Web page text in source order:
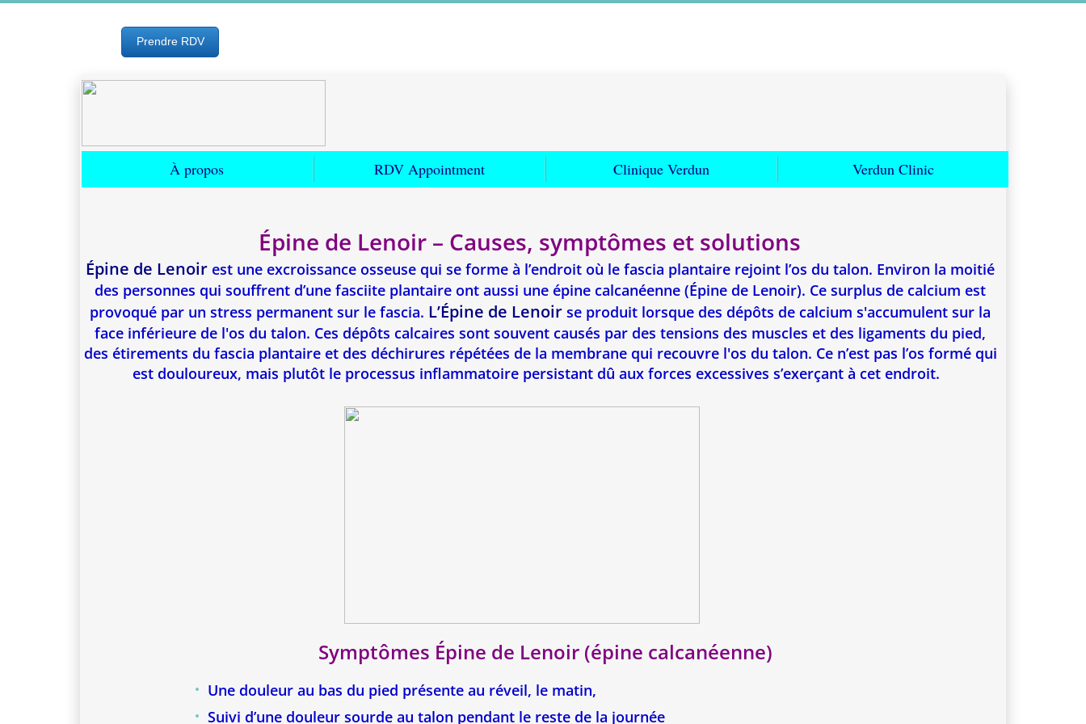
Une douleur au bas du pied présente au réveil, le matin,
Suivi d’une douleur sourde au talon pendant le reste de la journée
Épine de Lenoir – Causes, symptômes et solutions
Prendre RDV
Épine de Lenoir est une excroissance osseuse qui se forme à l’endroit où le fascia plantaire rejoint l’os du talon. Environ la moitié
des personnes qui souffrent d’une fasciite plantaire ont aussi une épine calcanéenne (Épine de Lenoir). Ce surplus de calcium est
provoqué par un stress permanent sur le fascia. L’Épine de Lenoir se produit lorsque des dépôts de calcium s'accumulent sur la
face inférieure de l'os du talon. Ces dépôts calcaires sont souvent causés par des tensions des muscles et des ligaments du pied,
des étirements du fascia plantaire et des déchirures répétées de la membrane qui recouvre l'os du talon. Ce n’est pas l’os formé qui
est douloureux, mais plutôt le processus inflammatoire persistant dû aux forces excessives s’exerçant à cet endroit.
À propos RDV Appointment Clinique Verdun Verdun Clinic
Symptômes Épine de Lenoir (épine calcanéenne)